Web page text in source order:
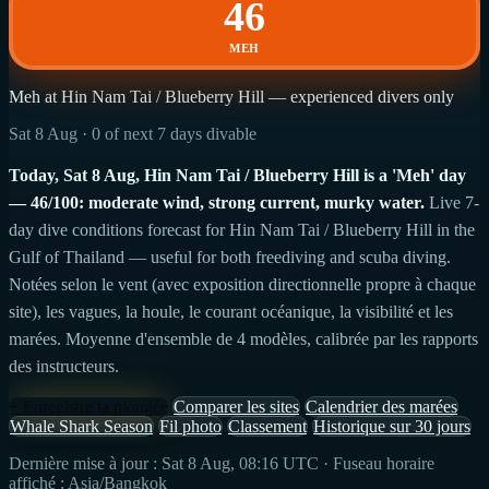
46
MEH
Meh at Hin Nam Tai / Blueberry Hill — experienced divers only
Sat 8 Aug · 0 of next 7 days divable
Today, Sat 8 Aug, Hin Nam Tai / Blueberry Hill is a 'Meh' day
— 46/100: moderate wind, strong current, murky water. Live 7-
day dive conditions forecast for Hin Nam Tai / Blueberry Hill in the
Gulf of Thailand — useful for both freediving and scuba diving.
Notées selon le vent (avec exposition directionnelle propre à chaque
site), les vagues, la houle, le courant océanique, la visibilité et les
marées. Moyenne d'ensemble de 4 modèles, calibrée par les rapports
des instructeurs.
Comparer les sites Calendrier des marées
Whale Shark Season Fil photo Classement Historique sur 30 jours
Dernière mise à jour : Sat 8 Aug, 08:16 UTC · Fuseau horaire
affiché : Asia/Bangkok